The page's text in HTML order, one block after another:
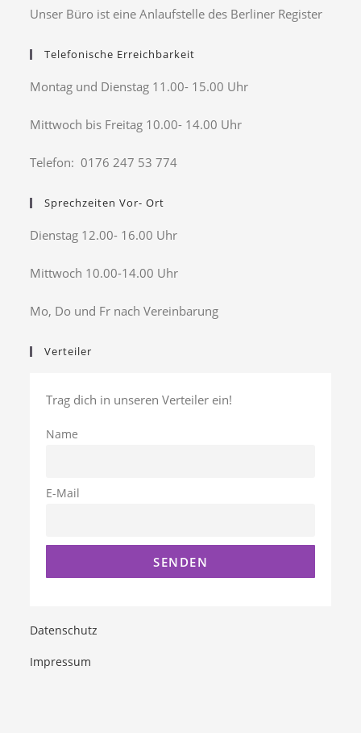
Unser Büro ist eine Anlaufstelle des Berliner Register
Telefonische Erreichbarkeit
Montag und Dienstag 11.00- 15.00 Uhr
Mittwoch bis Freitag 10.00- 14.00 Uhr
Telefon: 0176 247 53 774
Sprechzeiten Vor- Ort
Dienstag 12.00- 16.00 Uhr
Mittwoch 10.00-14.00 Uhr
Mo, Do und Fr nach Vereinbarung
Verteiler
Trag dich in unseren Verteiler ein!
Name
E-Mail
Datenschutz
Impressum